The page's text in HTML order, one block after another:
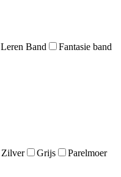
Leren Band Fantasie band
Zilver Grijs Parelmoer